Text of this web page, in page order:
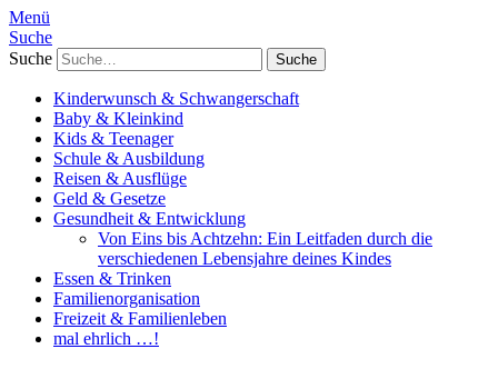
Menü
Suche
Suche
Kinderwunsch & Schwangerschaft
Baby & Kleinkind
Kids & Teenager
Schule & Ausbildung
Reisen & Ausflüge
Geld & Gesetze
Gesundheit & Entwicklung
Von Eins bis Achtzehn: Ein Leitfaden durch die
verschiedenen Lebensjahre deines Kindes
Essen & Trinken
Familienorganisation
Freizeit & Familienleben
mal ehrlich …!